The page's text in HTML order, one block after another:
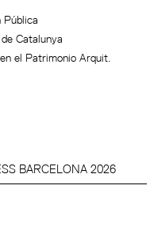
Catalunya
el Patrimonio Arquit.
BARCELONA 2026